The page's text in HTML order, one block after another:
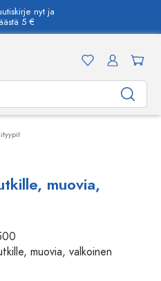
nyt ja
5 €
muovia,